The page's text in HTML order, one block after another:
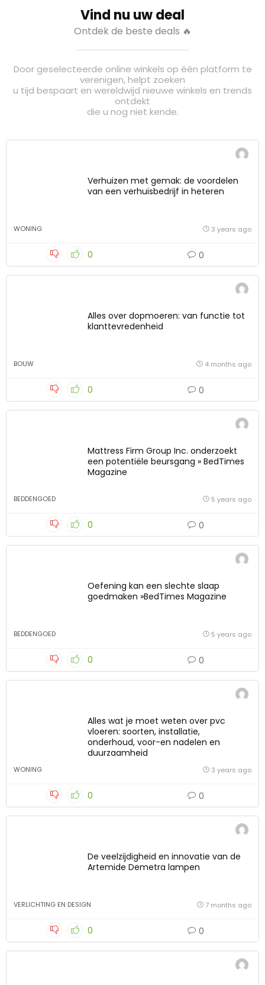
Vind nu uw deal
Ontdek de beste deals 🔥
Door geselecteerde online winkels op één platform te
verenigen, helpt zoeken
u tijd bespaart en wereldwijd nieuwe winkels en trends
ontdekt
die u nog niet kende.
Verhuizen met gemak: de voordelen
van een verhuisbedrijf in heteren
WONING 3 years ago
0 0
Alles over dopmoeren: van functie tot
klanttevredenheid
BOUW 4 months ago
0 0
Mattress Firm Group Inc. onderzoekt
een potentiële beursgang » BedTimes
Magazine
BEDDENGOED 5 years ago
0 0
Oefening kan een slechte slaap
goedmaken »BedTimes Magazine
BEDDENGOED 5 years ago
0 0
Alles wat je moet weten over pvc
vloeren: soorten, installatie,
onderhoud, voor-en nadelen en
duurzaamheid
WONING 3 years ago
0 0
De veelzijdigheid en innovatie van de
Artemide Demetra lampen
VERLICHTING EN DESIGN 7 months ago
0 0